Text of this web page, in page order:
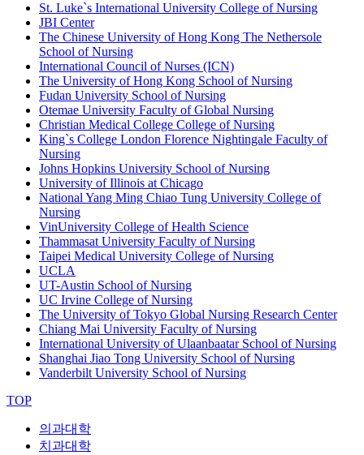
St. Luke`s International University College of Nursing
JBI Center
The Chinese University of Hong Kong The Nethersole
School of Nursing
International Council of Nurses (ICN)
The University of Hong Kong School of Nursing
Fudan University School of Nursing
Otemae University Faculty of Global Nursing
Christian Medical College College of Nursing
King`s College London Florence Nightingale Faculty of
Nursing
Johns Hopkins University School of Nursing
University of Illinois at Chicago
National Yang Ming Chiao Tung University College of
Nursing
VinUniversity College of Health Science
Thammasat University Faculty of Nursing
Taipei Medical University College of Nursing
UCLA
UT-Austin School of Nursing
UC Irvine College of Nursing
The University of Tokyo Global Nursing Research Center
Chiang Mai University Faculty of Nursing
International University of Ulaanbaatar School of Nursing
Shanghai Jiao Tong University School of Nursing
Vanderbilt University School of Nursing
TOP
의과대학
치과대학